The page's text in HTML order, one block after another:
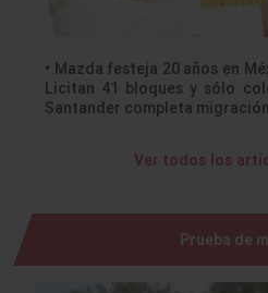
• Mazda festeja 20 años en
Licitan 41 bloques y sólo
Santander completa
Ver todos los
Prueba de